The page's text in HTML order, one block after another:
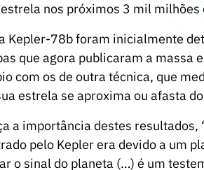
nos próximos 3 mil milhões
Kepler-78b foram inicialmente
que agora publicaram a massa
com os de outra técnica, que
estrela se aproxima ou afasta
a importância destes
pelo Kepler era devido a um
o sinal do planeta (…) é um